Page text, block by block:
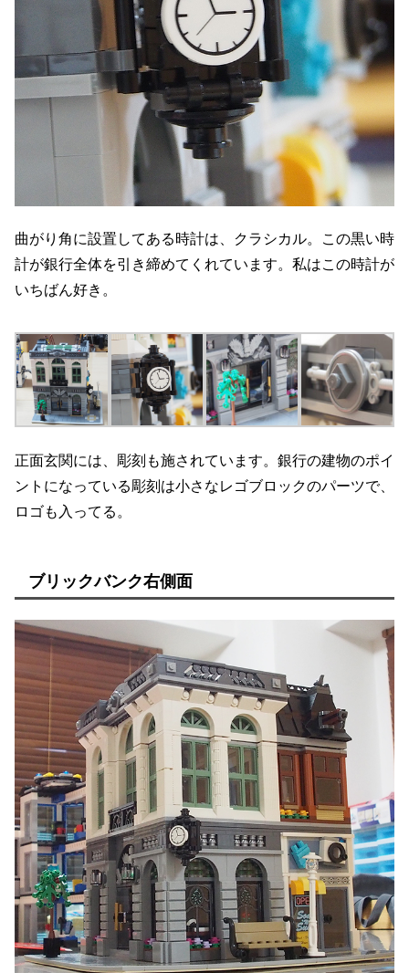
曲がり角に設置してある時計は、クラシカル。この黒い時
計が銀行全体を引き締めてくれています。私はこの時計が
いちばん好き。
正面玄関には、彫刻も施されています。銀行の建物のポイ
ントになっている彫刻は小さなレゴブロックのパーツで、
ロゴも入ってる。
ブリックバンク右側面